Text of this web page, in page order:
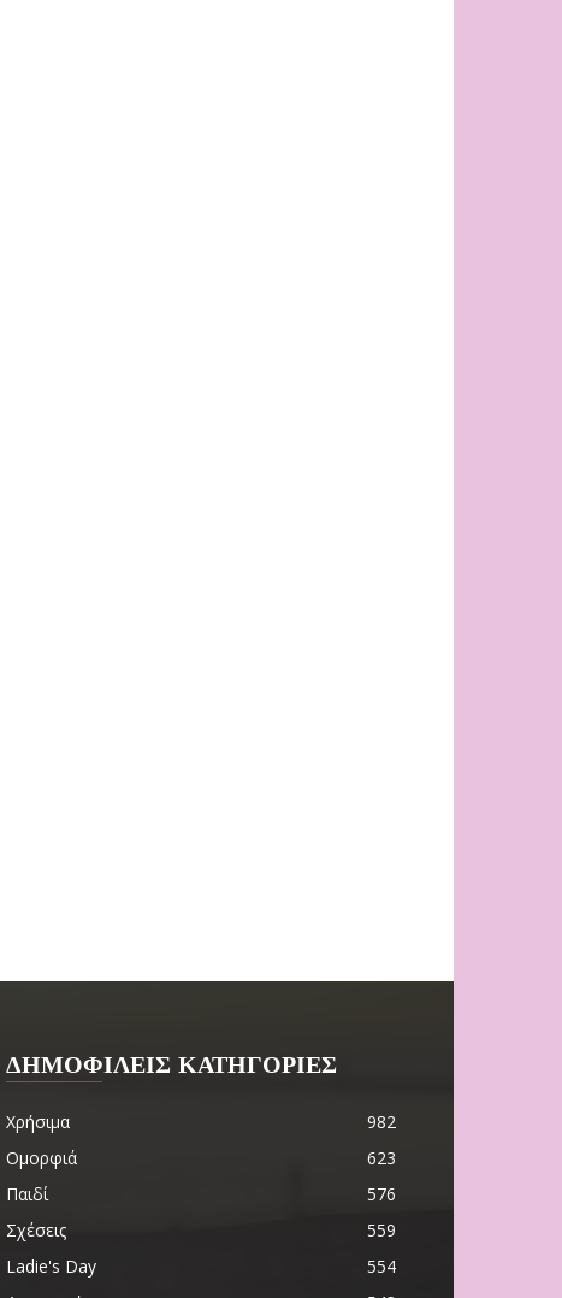
ΔΗΜΟΦΙΛΕΙΣ ΚΑΤΗΓΟΡΙΕΣ
Χρήσιμα
982
Ομορφιά
623
Παιδί
576
Σχέσεις
559
Ladie's Day
554